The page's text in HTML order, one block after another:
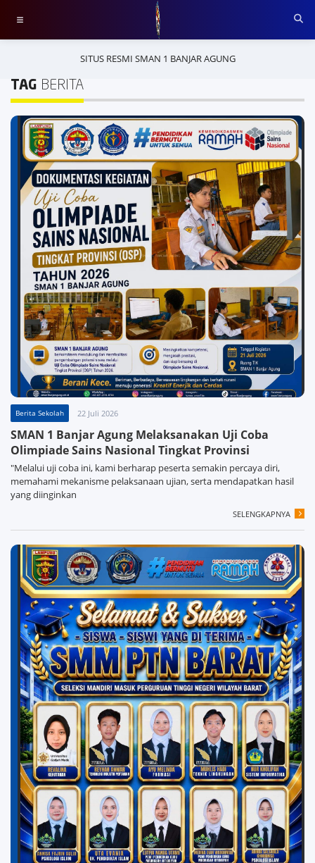
SITUS RESMI SMAN 1 BANJAR AGUNG
TAG BERITA
Berita Sekolah 22 Juli 2026
SMAN 1 Banjar Agung Melaksanakan Uji Coba
Olimpiade Sains Nasional Tingkat Provinsi
"Melalui uji coba ini, kami berharap peserta semakin percaya diri,
memahami mekanisme pelaksanaan ujian, serta mendapatkan hasil
yang diinginkan
SELENGKAPNYA